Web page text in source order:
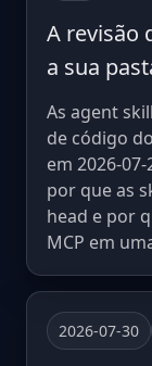
A revisão
a sua
As agent
de código
em 2026-
por que as
head e por
MCP em
2026-07-30